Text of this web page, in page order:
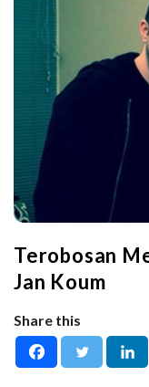
Terobosan
Jan Koum
Share this